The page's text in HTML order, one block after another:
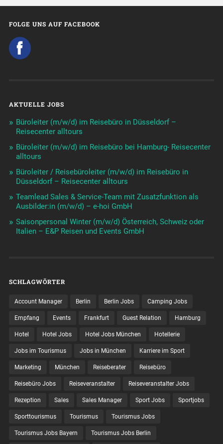
FOLGE UNS AUF FACEBOOK
AKTUELLE JOBS
Büroleiter (m/w/d) im Reisebüro in Düsseldorf –
Reisecenter alltours
Büroleiter (m/w/d) im Reisebüro bei Hamburg- Reisecenter
alltours
Büroleiter / Reisebüroleiter (m/w/d) im Reisebüro in
Düsseldorf – Reisecenter alltours
Teamlead Sales & Service-Team mit Zusatzfunktion als
Ausbilder:in (m/w/d) – e-hoi GmbH
Saisonpersonal Winter (m/w/d) Österreich, Schweiz oder
Italien – E&P Reisen und Events GmbH
SCHLAGWÖRTER
Account Manager Berlin Berlin Jobs Camping Jobs
Empfang Events Frankfurt Guest Relation Hamburg
Hotel Hotel Jobs Hotel Jobs München Hotellerie
Jobs im Tourismus Jobs in München Karriere im Sport
Marketing München Reiseberater Reisebüro
Reisebüro Jobs Reiseveranstalter Reiseveranstalter Jobs
Rezeption Sales Sales Manager Sport Jobs Sportjobs
Sporttourismus Tourismus Tourismus Jobs
Tourismus Jobs Bayern Tourismus Jobs Berlin